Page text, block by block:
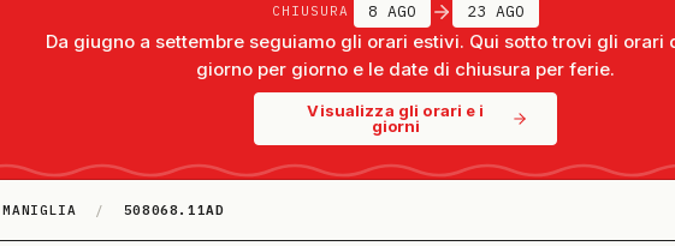
CHIUSURA 8 AGO 23 AGO
Da giugno a settembre seguiamo gli orari estivi. Qui sotto trovi gli orari
giorno per giorno e le date di chiusura per ferie.
Visualizza gli orari e i
giorni
MANIGLIA / 508068.11AD